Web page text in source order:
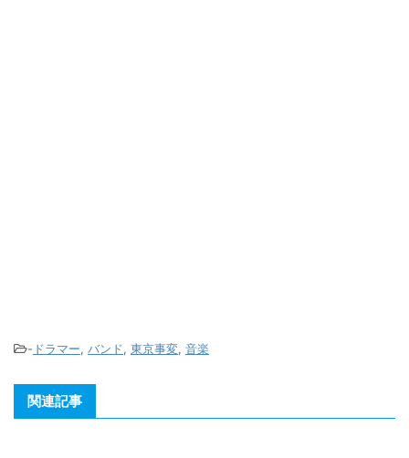
- ドラマー, バンド, 東京事変, 音楽
関連記事